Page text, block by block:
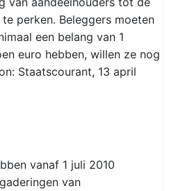
perken. Beleggers moeten
een belang van 1
euro hebben, willen ze nog
Staatscourant, 13 april
vanaf 1 juli 2010
van